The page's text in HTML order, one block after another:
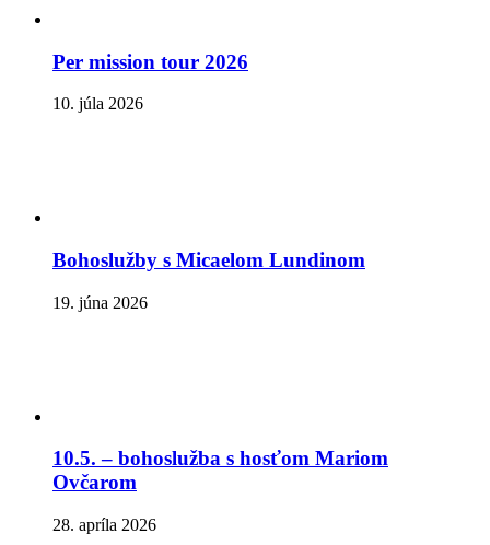
Per mission tour 2026
10. júla 2026
Bohoslužby s Micaelom Lundinom
19. júna 2026
10.5. – bohoslužba s hosťom Mariom
Ovčarom
28. apríla 2026